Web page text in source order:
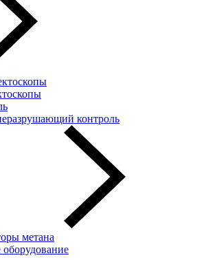
контроль
метана
оборудование